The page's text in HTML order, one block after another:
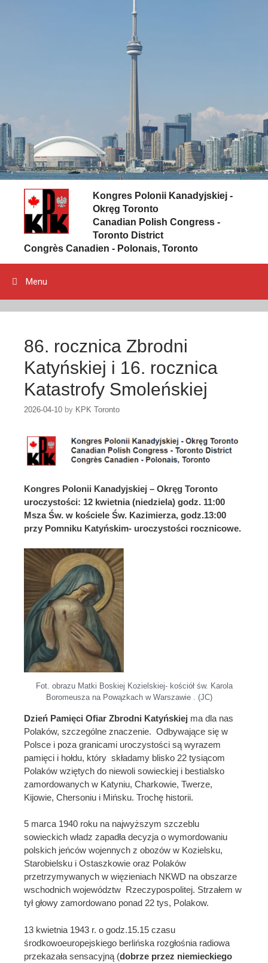
Kongres Polonii Kanadyjskiej -
Okręg Toronto
Canadian Polish Congress -
Toronto District
Congrès Canadien - Polonais, Toronto
Menu
86. rocznica Zbrodni
Katyńskiej i 16. rocznica
Katastrofy Smoleńskiej
2026-04-10 by KPK Toronto
Kongres Polonii Kanadyjskiej – Okręg Toronto
uroczystości: 12 kwietnia (niedziela) godz. 11:00
Msza Św. w kościele Św. Kazimierza, godz.13:00
przy Pomniku Katyńskim- uroczystości rocznicowe.
Fot. obrazu Matki Boskiej Kozielskiej- kościół św. Karola
Boromeusza na Powązkach w Warszawie . (JC)
Dzień Pamięci Ofiar Zbrodni Katyńskiej ma dla nas
Polaków, szczególne znaczenie. Odbywające się w
Polsce i poza granicami uroczystości są wyrazem
pamięci i hołdu, który składamy blisko 22 tysiącom
Polaków wziętych do niewoli sowieckiej i bestialsko
zamordowanych w Katyniu, Charkowie, Twerze,
Kijowie, Chersoniu i Mińsku. Trochę historii.
5 marca 1940 roku na najwyższym szczeblu
sowieckich władz zapadła decyzja o wymordowaniu
polskich jeńców wojennych z obozów w Kozielsku,
Starobielsku i Ostaszkowie oraz Polaków
przetrzymywanych w więzieniach NKWD na obszarze
wschodnich województw Rzeczypospolitej. Strzałem w
tył głowy zamordowano ponad 22 tys, Polakow.
13 kwietnia 1943 r. o godz.15.15 czasu
środkowoeuropejskiego berlińska rozgłośnia radiowa
przekazała sensacyjną (dobrze przez niemieckiego